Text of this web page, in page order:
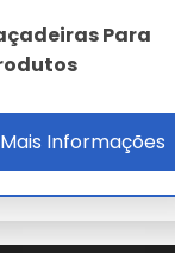
oficial fornecida
Para
Mais Informações